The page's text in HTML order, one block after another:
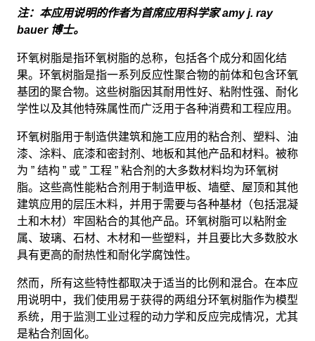
注：本应用说明的作者为首席应用科学家 amy j. ray
bauer 博士。
环氧树脂是指环氧树脂的总称，包括各个成分和固化结
果。环氧树脂是指一系列反应性聚合物的前体和包含环氧
基团的聚合物。这些树脂因其耐用性好、粘附性强、耐化
学性以及其他特殊属性而广泛用于各种消费和工程应用。
环氧树脂用于制造供建筑和施工应用的粘合剂、塑料、油
漆、涂料、底漆和密封剂、地板和其他产品和材料。被称
为 ” 结构 ” 或 ” 工程 ” 粘合剂的大多数材料均为环氧树
脂。这些高性能粘合剂用于制造甲板、墙壁、屋顶和其他
建筑应用的层压木料，并用于需要与各种基材（包括混凝
土和木材）牢固粘合的其他产品。环氧树脂可以粘附金
属、玻璃、石材、木材和一些塑料，并且要比大多数胶水
具有更高的耐热性和耐化学腐蚀性。
然而，所有这些特性都取决于适当的比例和混合。在本应
用说明中，我们使用易于获得的两组分环氧树脂作为模型
系统，用于监测工业过程的动力学和反应完成情况，尤其
是粘合剂固化。